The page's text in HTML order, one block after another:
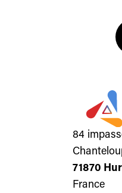
84
71870
France